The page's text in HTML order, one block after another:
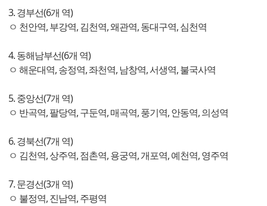
3. 경부선(6개 역)
ㅇ 천안역, 부강역, 김천역, 왜관역, 동대구역, 심천역
4. 동해남부선(6개 역)
ㅇ 해운대역, 송정역, 좌천역, 남창역, 서생역, 불국사역
5. 중앙선(7개 역)
ㅇ 반곡역, 팔당역, 구둔역, 매곡역, 풍기역, 안동역, 의성역
6. 경북선(7개 역)
ㅇ 김천역, 상주역, 점촌역, 용궁역, 개포역, 예천역, 영주역
7. 문경선(3개 역)
ㅇ 불정역, 진남역, 주평역